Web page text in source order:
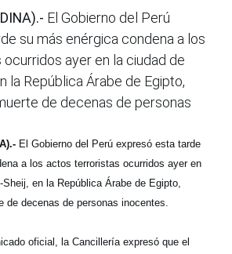
El Gobierno del Perú
su más enérgica condena a los
ayer en la ciudad de
la República Árabe de Egipto,
de decenas de personas
El Gobierno del Perú expresó esta tarde
a los actos terroristas ocurridos ayer en
en la República Árabe de Egipto,
de decenas de personas inocentes.
oficial, la Cancillería expresó que el